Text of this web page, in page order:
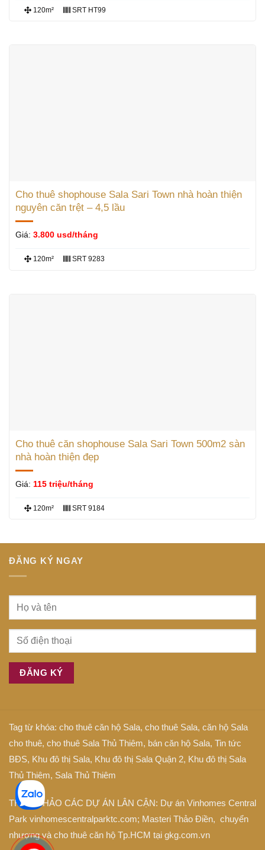
120m² SRT HT99
Cho thuê shophouse Sala Sari Town nhà hoàn thiện
nguyên căn trệt – 4,5 lầu
Giá: 3.800 usd/tháng
120m² SRT 9283
Cho thuê căn shophouse Sala Sari Town 500m2 sàn
nhà hoàn thiện đẹp
Giá: 115 triệu/tháng
120m² SRT 9184
ĐĂNG KÝ NGAY
Tag từ khóa: cho thuê căn hộ Sala, cho thuê Sala, căn hộ Sala
cho thuê, cho thuê Sala Thủ Thiêm, bán căn hộ Sala, Tin tức
BĐS, Khu đô thị Sala, Khu đô thị Sala Quận 2, Khu đô thị Sala
Thủ Thiêm, Sala Thủ Thiêm
THAM KHẢO CÁC DỰ ÁN LÂN CẬN: Dự án Vinhomes Central
Park vinhomescentralparktc.com; Masteri Thảo Điền, chuyển
nhượng và cho thuê căn hộ Tp.HCM tại gkg.com.vn